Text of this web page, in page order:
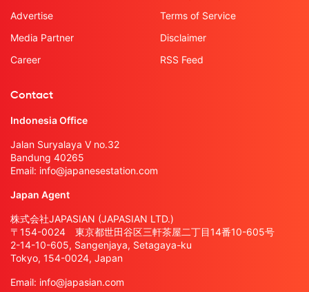
Advertise
Media Partner
Career
Terms of Service
Disclaimer
RSS Feed
Contact
Indonesia Office
Jalan Suryalaya V no.32
Bandung 40265
Email: info@japanesestation.com
Japan Agent
株式会社JAPASIAN (JAPASIAN LTD.)
〒154-0024 東京都世田谷区三軒茶屋二丁目14番10-605号
2-14-10-605, Sangenjaya, Setagaya-ku
Tokyo, 154-0024, Japan
Email: info@japasian.com